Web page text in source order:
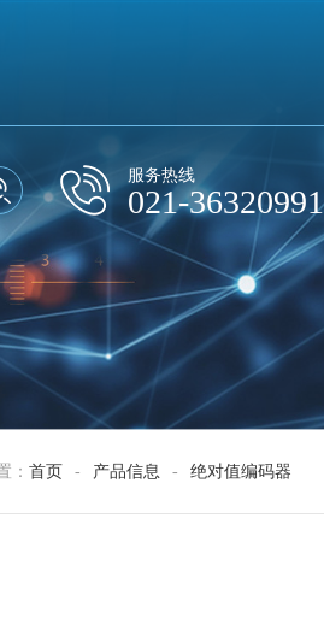
服务热线
021-36320991
：首页 - 产品信息 - 绝对值编码器